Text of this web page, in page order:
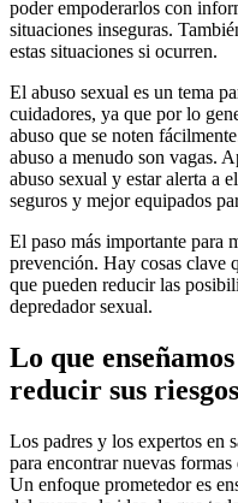
poder empoderarlos con
situaciones inseguras.
estas situaciones si ocurren.
El abuso sexual es un tema
cuidadores, ya que por lo
abuso que se noten
abuso a menudo son vagas.
abuso sexual y estar alerta a
seguros y mejor equipados
El paso más importante para
prevención. Hay cosas clave
que pueden reducir las
depredador sexual.
Lo que
reducir sus
Los padres y los expertos en
para encontrar nuevas
Un enfoque prometedor es